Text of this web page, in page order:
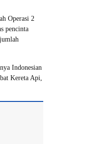
Operasi 2
pencinta
Indonesian
Kereta Api,